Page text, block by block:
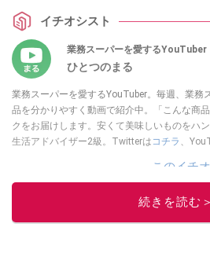
イチオシスト
業務スーパーを愛するYouTuber
ひとつのまる
業務スーパーを愛するYouTuber。毎週、業務
品を分かりやすく動画で紹介中。「こんな商
クをお届けします。安くて美味しいものをハ
生活アドバイザー2級。Twitterは コチラ 、
このイチ
続きを読む＞